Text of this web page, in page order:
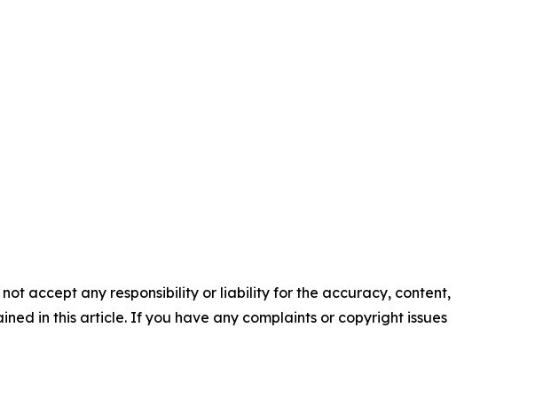
accept any responsibility or liability for the accuracy, content,
in this article. If you have any complaints or copyright issues